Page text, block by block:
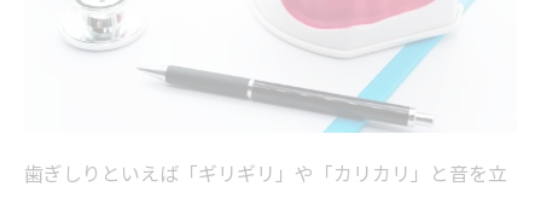
歯ぎしりといえば「ギリギリ」や「カリカリ」と音を立